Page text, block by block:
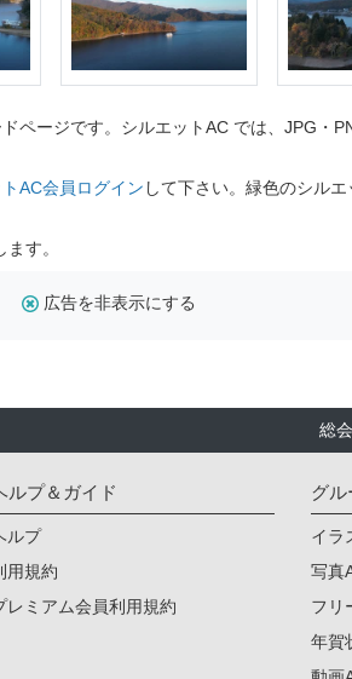
ページです。シルエットAC では、JPG・
AC会員ログイン して下さい。緑色のシル
す。
広告を非表示にする
総
ルプ＆ガイド
ルプ
用規約
レミアム会員利用規約
グル
イラ
写真
フリ
年賀